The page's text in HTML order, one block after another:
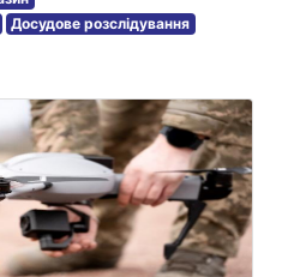
Досудове розслідування